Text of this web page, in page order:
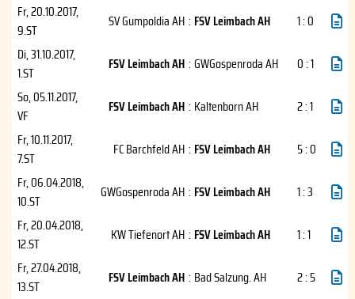
Fr, 20.10.2017,
9.ST
SV Gumpoldia AH : FSV Leimbach AH
1 : 0
Di, 31.10.2017,
1.ST
FSV Leimbach AH :GWGospenroda AH
0 : 1
So, 05.11.2017,
VF
FSV Leimbach AH : Kaltenborn AH
2 : 1
Fr, 10.11.2017,
7.ST
FC Barchfeld AH : FSV Leimbach AH
5 : 0
Fr, 06.04.2018,
10.ST
GWGospenroda AH : FSV Leimbach AH
1 : 3
Fr, 20.04.2018,
12.ST
KW Tiefenort AH : FSV Leimbach AH
1 : 1
Fr, 27.04.2018,
13.ST
FSV Leimbach AH : Bad Salzung. AH
2 : 5